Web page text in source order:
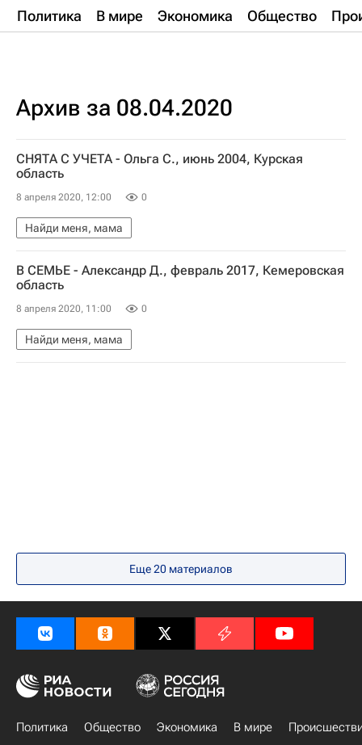
Политика В мире Экономика Общество
Архив за 08.04.2020
СНЯТА С УЧЕТА - Ольга С., июнь 2004, Курская
область
8 апреля 2020, 12:00 0
Найди меня, мама
В СЕМЬЕ - Александр Д., февраль 2017, Кемеровская
область
8 апреля 2020, 11:00 0
Найди меня, мама
Еще 20 материалов
Политика Общество Экономика В мире